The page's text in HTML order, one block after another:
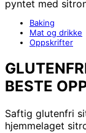
Baking
Mat og drikke
Oppskrifter
BESTE
Saftig glutenfri
hjemmelaget